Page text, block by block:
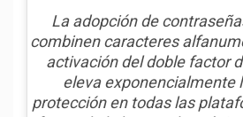
La adopción de
combinen caracteres
activación del doble factor
eleva exponencialmente
protección en todas las